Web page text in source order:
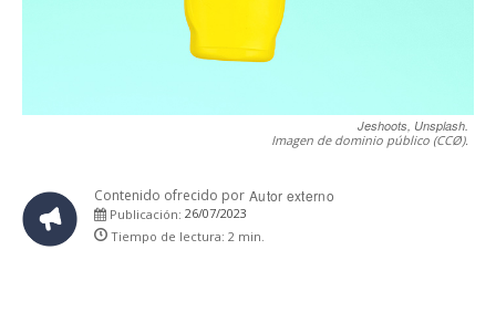
Jeshoots, Unsplash.
Imagen de dominio público (CCØ).
Contenido ofrecido por Autor externo
Publicación: 26/07/2023
Tiempo de lectura: 2 min.